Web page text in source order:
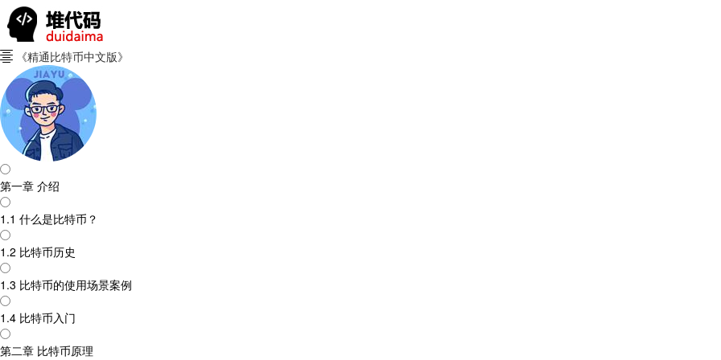
 《精通比特币中文版》
第一章 介绍
1.1 什么是比特币？
1.2 比特币历史
1.3 比特币的使用场景案例
1.4 比特币入门
第二章 比特币原理